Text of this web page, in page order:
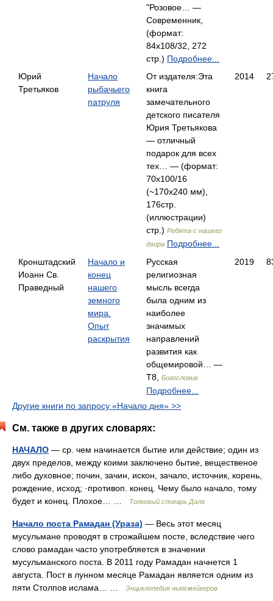
"Розовое… —
Современник,
(формат:
84x108/32, 272
стр.) Подробнее...
Юрий
Третьяков
Начало
рыбачьего
патруля
От издателя:Эта
книга
замечательного
детского писателя
Юрия Третьякова
— отличный
подарок для всех
тех… — (формат:
70x100/16
(~170х240 мм),
176стр.
(иллюстрации)
стр.) Ребята с нашего
двора Подробнее...
2014
Кронштадский
Иоанн Св.
Праведный
Начало и
конец
нашего
земного
мира.
Опыт
раскрытия
Русская
религиозная
мысль всегда
была одним из
наиболее
значимых
направлений
развития как
общемировой… —
Т8,
Богословие
Подробнее...
2019
Другие книги по запросу «Начало дня» >>
См. также в других словарях:
НАЧАЛО — ср. чем начинается бытие или действие; один из
двух пределов, между коими заключено бытие, вещественое
либо духовное; почин, зачин, искон, зачало, источник, корень,
рождение, исход; ·противоп. конец. Чему было начало, тому
будет и конец. Плохое… …
Толковый словарь Даля
Начало поста Рамадан (Ураза) — Весь этот месяц
мусульмане проводят в строжайшем посте, вследствие чего
слово рамадан часто употребляется в значении
мусульманского поста. В 2011 году Рамадан начнется 1
августа. Пост в лунном месяце Рамадан является одним из
пяти Столпов ислама… …
Энциклопедия ньюсмейкеров